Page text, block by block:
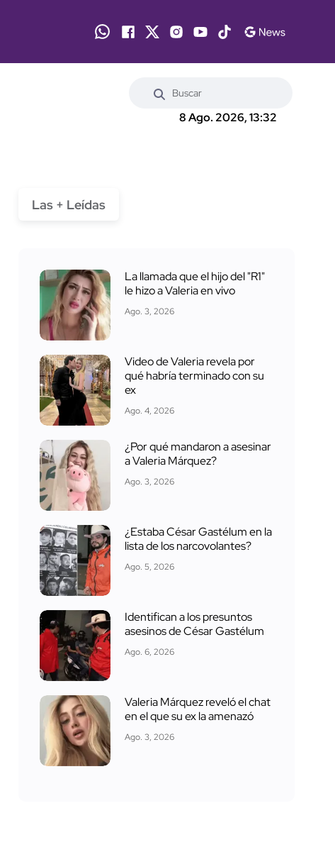
8 Ago. 2026, 13:32
Las + Leídas
La llamada que el hijo del "R1"
le hizo a Valeria en vivo
Ago. 3, 2026
Video de Valeria revela por
qué habría terminado con su
ex
Ago. 4, 2026
¿Por qué mandaron a asesinar
a Valeria Márquez?
Ago. 3, 2026
¿Estaba César Gastélum en la
lista de los narcovolantes?
Ago. 5, 2026
Identifican a los presuntos
asesinos de César Gastélum
Ago. 6, 2026
Valeria Márquez reveló el chat
en el que su ex la amenazó
Ago. 3, 2026